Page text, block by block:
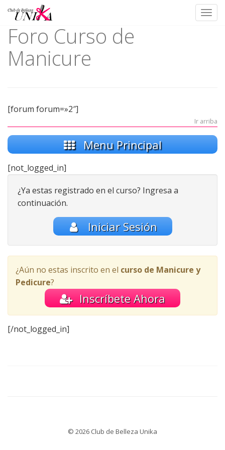
Skip
content
Foro Curso de
Manicure
[forum forum=»2″]
Ir arriba
Menu Principal
[not_logged_in]
¿Ya estas registrado en el curso? Ingresa a
continuación.
Iniciar Sesión
¿Aún no estas inscrito en el curso de Manicure y
Pedicure?
Inscríbete Ahora
[/not_logged_in]
© 2026 Club de Belleza Unika